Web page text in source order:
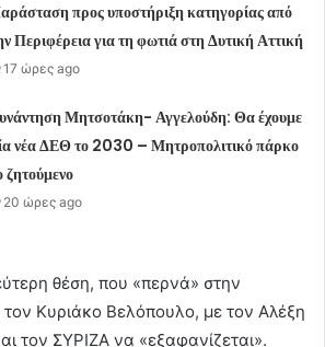
προς υποστήριξη κατηγορίας από
Περιφέρεια για τη φωτιά στη Δυτική Αττική
17 ώρες ago
Μητσοτάκη- Αγγελούδη: Θα έχουμε
νέα ΔΕΘ το 2030 – Μητροπολιτικό πάρκο
ζητούμενο
20 ώρες ago
θέση, που «περνά» στην
Κυριάκο Βελόπουλο, με τον Αλέξη
τον ΣΥΡΙΖΑ να «εξαφανίζεται».